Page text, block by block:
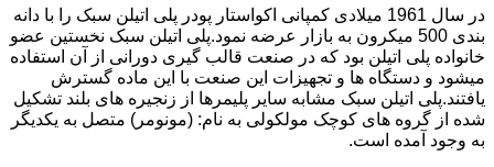
در سال 1961 میلادی کمپانی اکواستار پودر پلی اتیلن سبک را با دانه
بندی 500 میکرون به بازار عرضه نمود.پلی اتیلن سبک نخستین عضو
خانواده پلی اتیلن بود که در صنعت قالب گیری دورانی از آن استفاده
میشود و دستگاه ها و تجهیزات این صنعت با این ماده گسترش
یافتند.پلی اتیلن سبک مشابه سایر پلیمرها از زنجیره های بلند تشکیل
شده از گروه های کوچک مولکولی به نام: (مونومر) متصل به یکدیگر
به وجود آمده است.